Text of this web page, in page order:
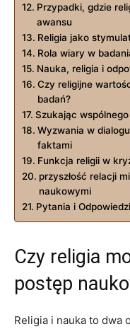
Przypadki, gdzie
awansu
Religia jako
Rola wiary w
Nauka, religia i
Czy religijne
badań?
Szukając
Wyzwania w
faktami
Funkcja religii w
przyszłość relacji
naukowymi
Pytania i Odpowiedzi
Czy religia
postęp
Religia i nauka to dwa